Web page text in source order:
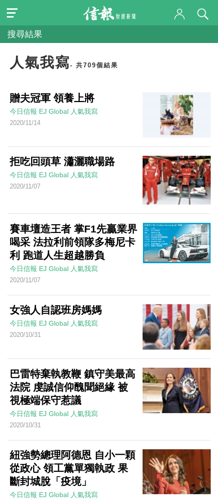
搜尋結果
人氣我寫- 共709個結果
贈夫冠軍 領養上將
今日信報 EJ Global 人氣我寫
2020/11/14
拒吃回頭草 瀟灑職場路
今日信報 EJ Global 人氣我寫
2020/11/07
賽車壇造王者 掌F1先贏業界
喝采 法拉利前領隊多梅尼卡
利 跑道人生超越勝負
今日信報 EJ Global 人氣我寫
2020/11/07
女強人自認班房媽媽
今日信報 EJ Global 人氣我寫
2020/10/31
巴雷特棄執教鞭 鎮守美最高
法院 虔誠信仰醜聞絕緣 被
視極端保守惹議
今日信報 EJ Global 人氣我寫
2020/10/31
紐強勢總理阿德恩 自小一顆
從政心 領工黨單獨執政 果
斷封城脫「疫境」
今日信報 EJ Global 人氣我寫